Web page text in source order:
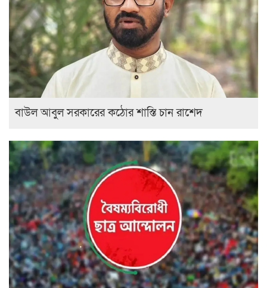
বাউল আবুল সরকারের কঠোর শাস্তি চান রাশেদ